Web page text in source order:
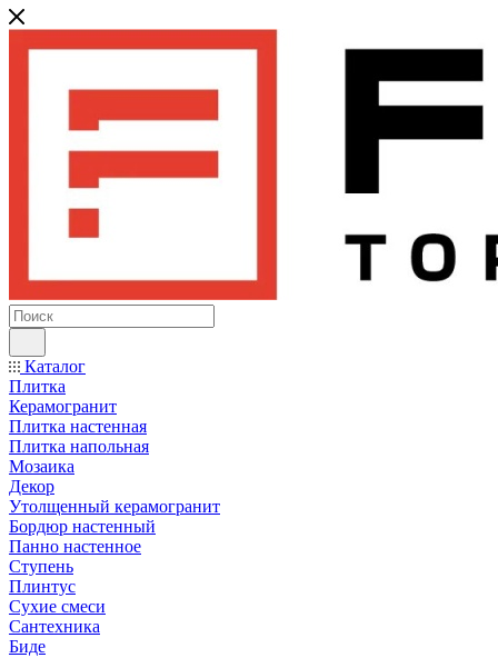
Каталог
Плитка
Керамогранит
Плитка настенная
Плитка напольная
Мозаика
Декор
Утолщенный керамогранит
Бордюр настенный
Панно настенное
Ступень
Плинтус
Сухие смеси
Сантехника
Биде